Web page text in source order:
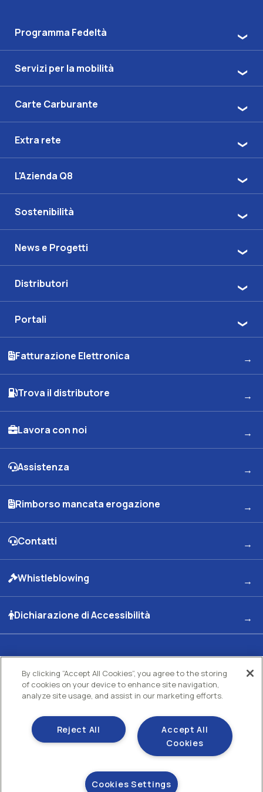
Programma Fedeltà
Servizi per la mobilità
Carte Carburante
Extra rete
L'Azienda Q8
Sostenibilità
News e Progetti
Distributori
Portali
Fatturazione Elettronica
Trova il distributore
Lavora con noi
Assistenza
Rimborso mancata erogazione
Contatti
Whistleblowing
Dichiarazione di Accessibilità
Sede legale e Uffici: Viale dell'Oceano Indiano 13 00144 - ROMA
Partita Iva 00891951006 C.F. 00435970587 C.S. Euro 130.000.000 int. vers. R.E.A di
Roma N.73832 Uff. Reg. Imprese di Roma
Gestisci i tuoi cookie
Cookie policy
By clicking “Accept All Cookies”, you agree to the storing
of cookies on your device to enhance site navigation,
analyze site usage, and assist in our marketing efforts.
Accept All
Cookies
Reject All
Cookies Settings